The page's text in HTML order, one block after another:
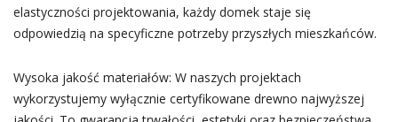
elastyczności projektowania, każdy domek staje się
odpowiedzią na specyficzne potrzeby przyszłych mieszkańców.
Wysoka jakość materiałów: W naszych projektach
wykorzystujemy wyłącznie certyfikowane drewno najwyższej